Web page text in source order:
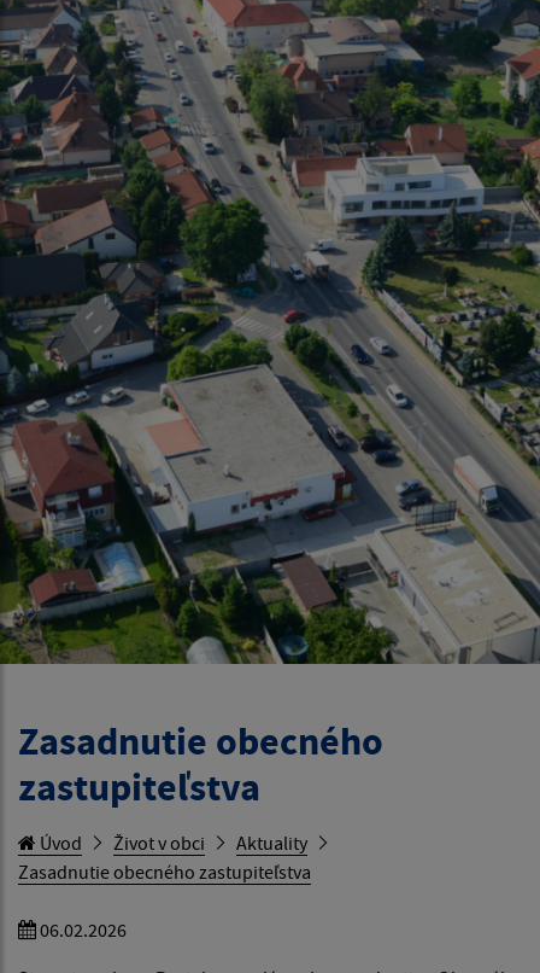
Zasadnutie obecného
zastupiteľstva
Úvod Život v obci
Aktuality
Zasadnutie obecného zastupiteľstva
06.02.2026